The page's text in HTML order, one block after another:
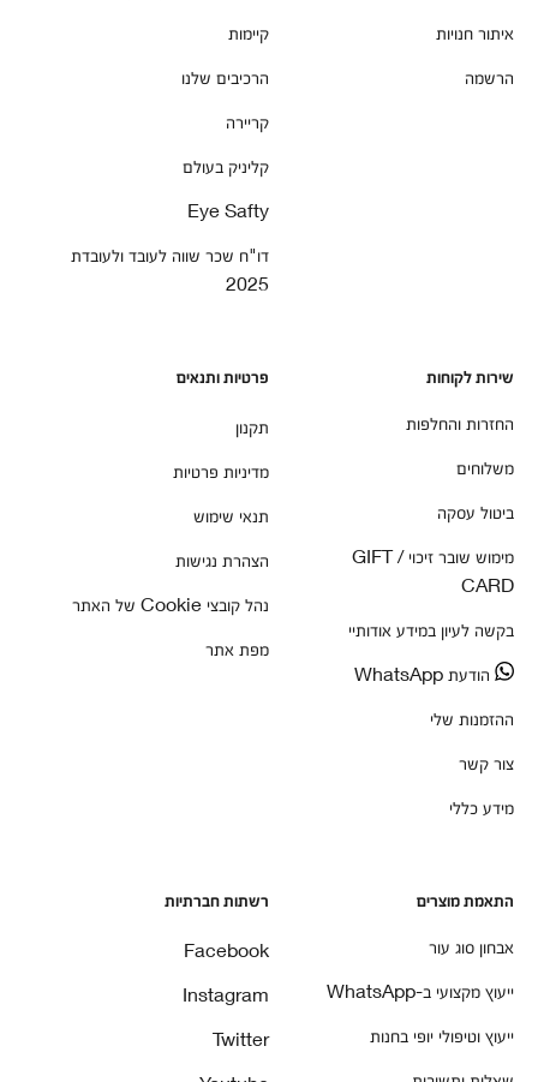
איתור חנויות
הרשמה
קיימות
הרכיבים שלנו
קריירה
קליניק בעולם
Eye Safty
דו"ח שכר שווה לעובד ולעובדת
2025
שירות לקוחות
החזרות והחלפות
משלוחים
ביטול עסקה
מימוש שובר זיכוי / GIFT
CARD
בקשה לעיון במידע אודותיי
הודעת WhatsApp
ההזמנות שלי
צור קשר
מידע כללי
פרטיות ותנאים
תקנון
מדיניות פרטיות
תנאי שימוש
הצהרת נגישות
נהל קובצי Cookie של האתר
מפת אתר
התאמת מוצרים
אבחון סוג עור
ייעוץ מקצועי ב-WhatsApp
ייעוץ וטיפולי יופי בחנות
רשתות חברתיות
Facebook
Instagram
Twitter